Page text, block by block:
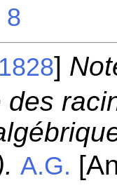
8
1828]
des
A.G.